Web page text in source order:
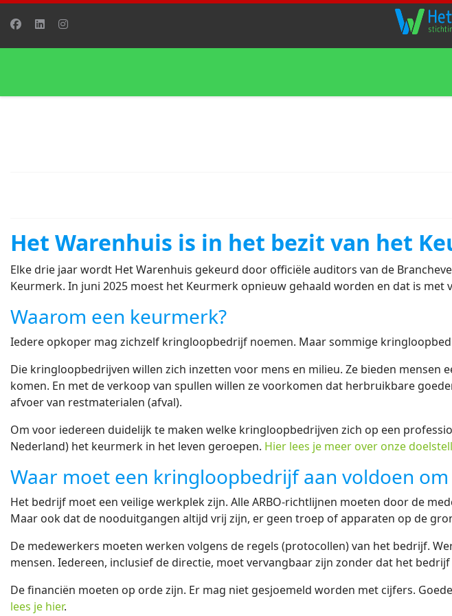
Het Warenhuis is in het bezit van het
Elke drie jaar wordt Het Warenhuis gekeurd door officiële auditors van de
Keurmerk. In juni 2025 moest het Keurmerk opnieuw gehaald worden en dat is met
Waarom een keurmerk?
Iedere opkoper mag zichzelf kringloopbedrijf noemen. Maar sommige
Die kringloopbedrijven willen zich inzetten voor mens en milieu. Ze bieden
komen. En met de verkoop van spullen willen ze voorkomen dat herbruikbare
afvoer van restmaterialen (afval).
Om voor iedereen duidelijk te maken welke kringloopbedrijven zich op een
Nederland) het keurmerk in het leven geroepen. Hier lees je meer over onze
Waar moet een kringloopbedrijf aan voldoen
Het bedrijf moet een veilige werkplek zijn. Alle ARBO-richtlijnen moeten door de
Maar ook dat de nooduitgangen altijd vrij zijn, er geen troep of apparaten op de
De medewerkers moeten werken volgens de regels (protocollen) van het bedrijf.
mensen. Iedereen, inclusief de directie, moet vervangbaar zijn zonder dat het
De financiën moeten op orde zijn. Er mag niet gesjoemeld worden met cijfers.
lees je hier.